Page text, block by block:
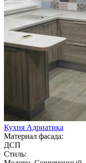
Кухня Адриатика
Материал фасада:
ДСП
Стиль: